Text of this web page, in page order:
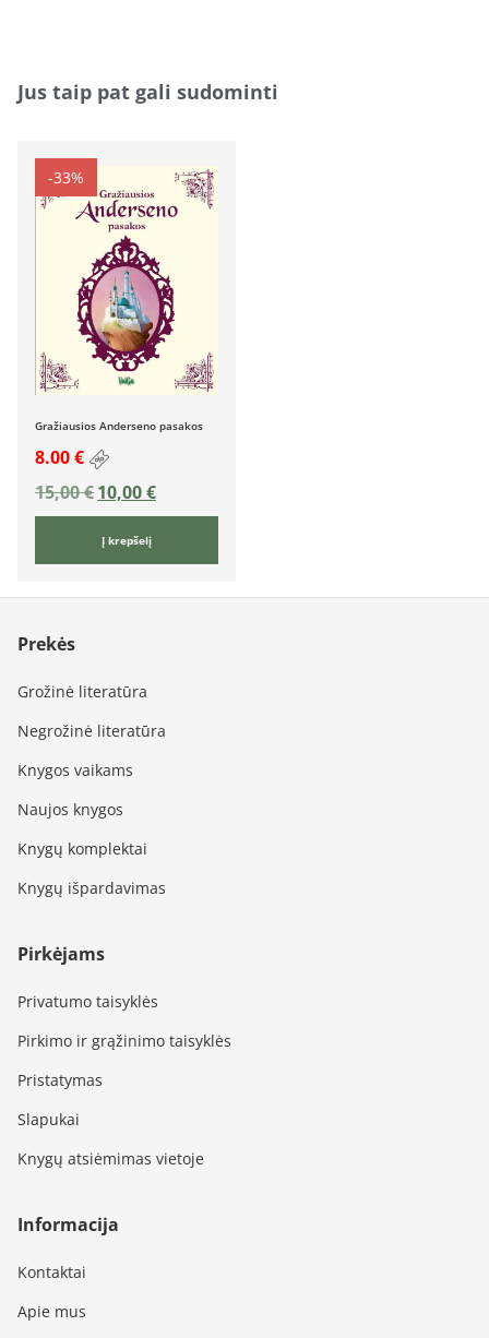
Jus taip pat gali sudominti
-33%
Gražiausios Anderseno pasakos
8.00 €
15,00€10,00€
Į krepšelį
Prekės
Grožinė literatūra
Negrožinė literatūra
Knygos vaikams
Naujos knygos
Knygų komplektai
Knygų išpardavimas
Pirkėjams
Privatumo taisyklės
Pirkimo ir grąžinimo taisyklės
Pristatymas
Slapukai
Knygų atsiėmimas vietoje
Informacija
Kontaktai
Apie mus